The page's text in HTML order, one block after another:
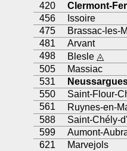
420
Clermont-
456
Issoire
475
Brassac-les-
481
Arvant
498
Blesle ◬
505
Massiac
531
550
Saint-Flour-
561
Ruynes-en-
588
Saint-Chély-
599
Aumont-
621
Marvejols